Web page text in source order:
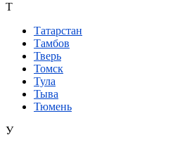
Т
Татарстан
Тамбов
Тверь
Томск
Тула
Тыва
Тюмень
У